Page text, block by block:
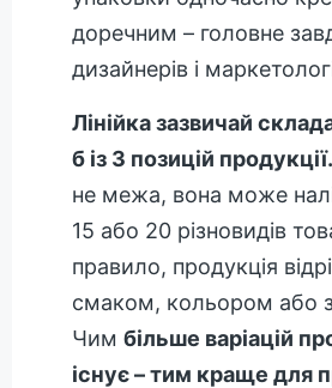
доречним – головне
дизайнерів і
Лінійка зазвичай
б із 3 позицій продукції.
не межа, вона може
15 або 20 різновидів
правило, продукція
смаком, кольором або
Чим більше варіацій
існує – тим краще для